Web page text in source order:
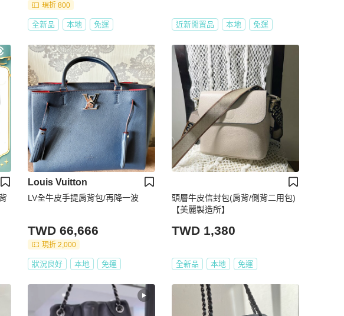
現折 800
全新品 本地 免運 近新閒置品 本地 免運
Louis Vuitton
LV全牛皮手提肩背包/再降一波
TWD 66,666
現折 2,000
狀況良好 本地 免運
頭層牛皮信封包(肩背/側背二用包)
【美麗製造所】
TWD 1,380
全新品 本地 免運